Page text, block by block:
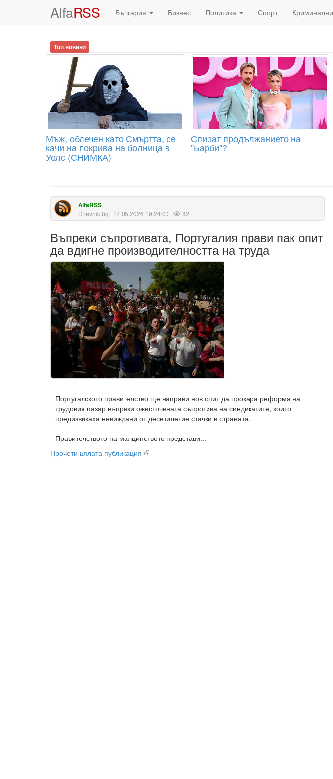
AlfaRSS България Бизнес Политика Спорт Криминални
Топ новини
Мъж, облечен като Смъртта, се
качи на покрива на болница в
Уелс (СНИМКА)
Спират продължанието на
"Барби"?
AlfaRSS
Dnevnik.bg | 14.05.2026 19:24:00 | 82
Въпреки съпротивата, Португалия прави пак опит
да вдигне производителността на труда
Португалското правителство ще направи нов опит да прокара реформа на
трудовия пазар въпреки ожесточената съпротива на синдикатите, които
предизвикаха невиждани от десетилетие стачки в страната.
Правителството на малцинството представи...
Прочети цялата публикация